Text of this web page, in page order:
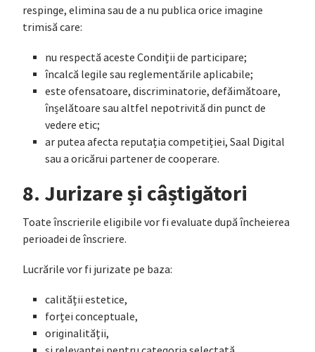
respinge, elimina sau de a nu publica orice imagine
trimisă care:
nu respectă aceste Condiții de participare;
încalcă legile sau reglementările aplicabile;
este ofensatoare, discriminatorie, defăimătoare,
înșelătoare sau altfel nepotrivită din punct de
vedere etic;
ar putea afecta reputația competiției, Saal Digital
sau a oricărui partener de cooperare.
8. Jurizare și câștigători
Toate înscrierile eligibile vor fi evaluate după încheierea
perioadei de înscriere.
Lucrările vor fi jurizate pe baza:
calității estetice,
forței conceptuale,
originalității,